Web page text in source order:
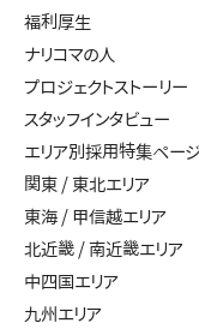
福利厚生
ナリコマの人
プロジェクトストーリー
スタッフインタビュー
エリア別採用特集ペー
関東 / 東北エリア
東海 / 甲信越エリア
北近畿 / 南近畿エリア
中四国エリア
九州エリア